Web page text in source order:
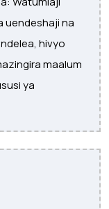
uendeshaji na
hivyo
maalum
ya